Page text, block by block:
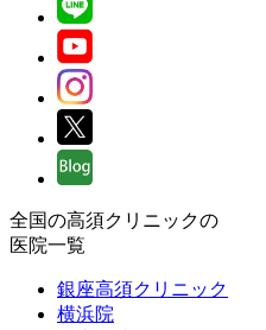
全国の高須クリニックの
医院一覧
銀座高須クリニック
横浜院